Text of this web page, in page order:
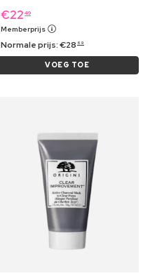
€22 49
Memberprijs
Normale prijs:€28 69
VOEG TOE